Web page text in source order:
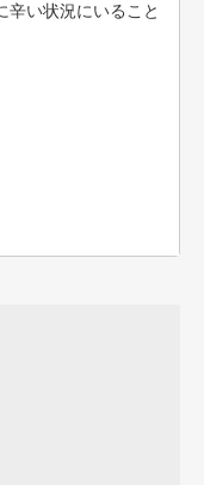
辛い状況にいること